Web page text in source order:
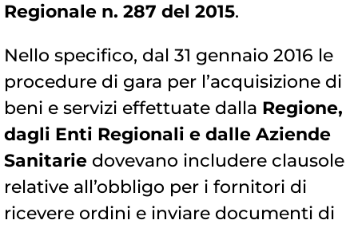
Regionale n. 287 del 2015.
Nello specifico, dal 31 gennaio 2016 le
procedure di gara per l’acquisizione di
beni e servizi effettuate dalla Regione,
dagli Enti Regionali e dalle Aziende
Sanitarie dovevano includere clausole
relative all’obbligo per i fornitori di
ricevere ordini e inviare documenti di